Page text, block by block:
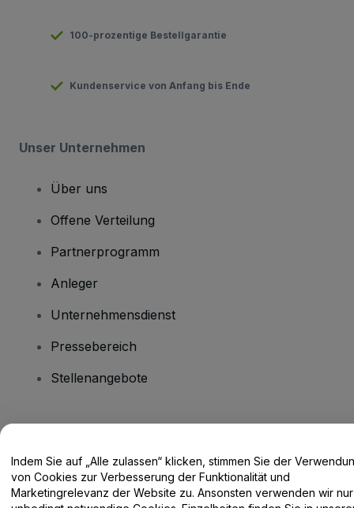
100-prozentige Bestellgarantie
Kundenservice von Anfang bis Ende
Unser Unternehmen
Über uns
Offene Verteilung
Partnerprogramm
Anleger
Unternehmensdienst
Pressebereich
Stellenangebote
Hilfe-Center / Kontakt
Indem Sie auf „Alle zulassen“ klicken, stimmen Sie der
von Cookies zur Verbesserung der Funktionalität und
Marketingrelevanz der Website zu. Ansonsten verwenden wir nur